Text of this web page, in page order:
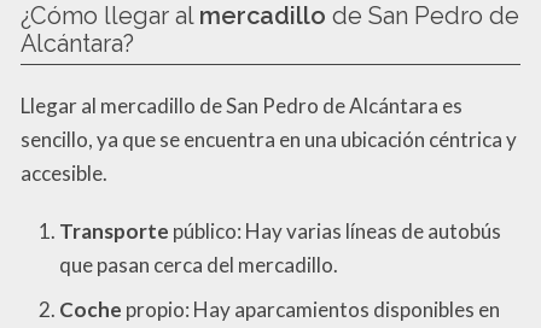
¿Cómo llegar al mercadillo de San Pedro de
Alcántara?
Llegar al mercadillo de San Pedro de Alcántara es
sencillo, ya que se encuentra en una ubicación céntrica y
accesible.
Transporte público: Hay varias líneas de autobús
que pasan cerca del mercadillo.
Coche propio: Hay aparcamientos disponibles en